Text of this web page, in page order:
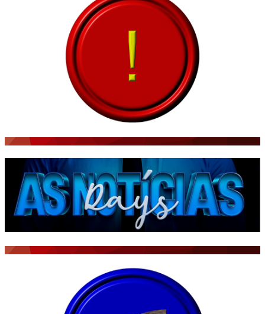
ÚLTIMAS NOTÍCIAS
NOTÍCIAS TAMBÉM NA TELA
BRASIL MUNDO AO VIVO
O MUNDO É NOTÍCIA